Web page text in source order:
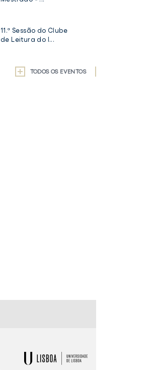
11.ª Sessão do Clube
de Leitura do I...
TODOS OS EVENTOS